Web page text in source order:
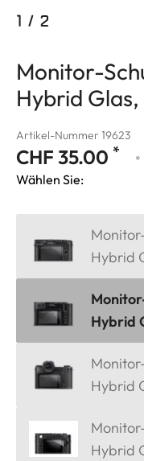
1 / 2
Monitor-
Hybrid
Artikel-Nummer 19623
CHF 35.00 * *
Wählen Sie:
Hybrid
Hybrid
Hybrid
Hybrid